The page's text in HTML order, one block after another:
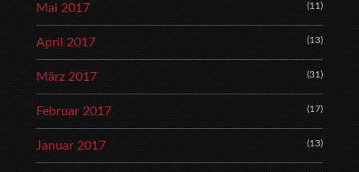
Mai 2017 (11)
April 2017 (13)
März 2017 (31)
Februar 2017 (17)
Januar 2017 (13)